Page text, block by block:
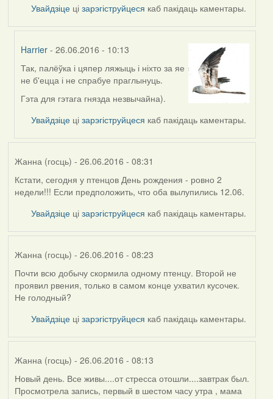
Увайдзіце цізарэгіструйцеся каб пакідаць каментары.
Harrier - 26.06.2016 - 10:13
In
reply
to
Жанна
Так, палёўка і цяпер ляжыць і ніхто за яе
не б'ецца і не спрабуе праглынуць.
Гэта для гэтага гнязда незвычайна).
Увайдзіце цізарэгіструйцеся каб пакідаць каментары.
Жанна (госць) - 26.06.2016 - 08:31
Кстати, сегодня у птенцов День рождения - ровно 2
недели!!! Если предположить, что оба вылупились 12.06.
Увайдзіце цізарэгіструйцеся каб пакідаць каментары.
Жанна (госць) - 26.06.2016 - 08:23
Почти всю добычу скормила одному птенцу. Второй не
проявил рвения, только в самом конце ухватил кусочек.
Не голодный?
Увайдзіце цізарэгіструйцеся каб пакідаць каментары.
Жанна (госць) - 26.06.2016 - 08:13
Новый день. Все живы....от стресса отошли....завтрак был.
Просмотрела запись, первый в шестом часу утра , мама